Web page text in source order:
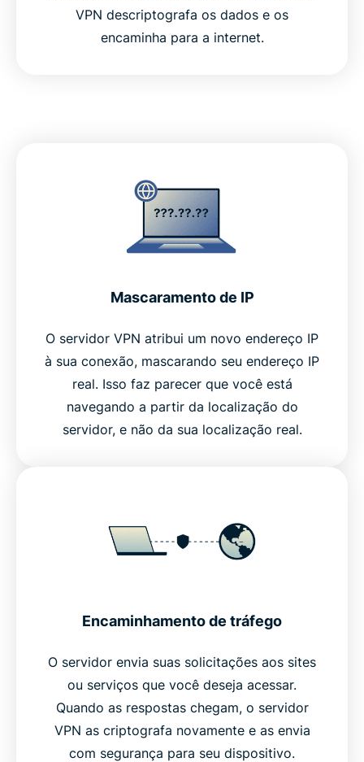
VPN descriptografa os dados e os
encaminha para a internet.
Mascaramento de IP
O servidor VPN atribui um novo endereço IP
à sua conexão, mascarando seu endereço IP
real. Isso faz parecer que você está
navegando a partir da localização do
servidor, e não da sua localização real.
Encaminhamento de tráfego
O servidor envia suas solicitações aos sites
ou serviços que você deseja acessar.
Quando as respostas chegam, o servidor
VPN as criptografa novamente e as envia
com segurança para seu dispositivo.